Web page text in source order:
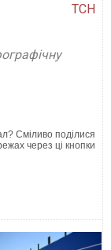
ТСН
Сміливо поділися
через ці кнопки